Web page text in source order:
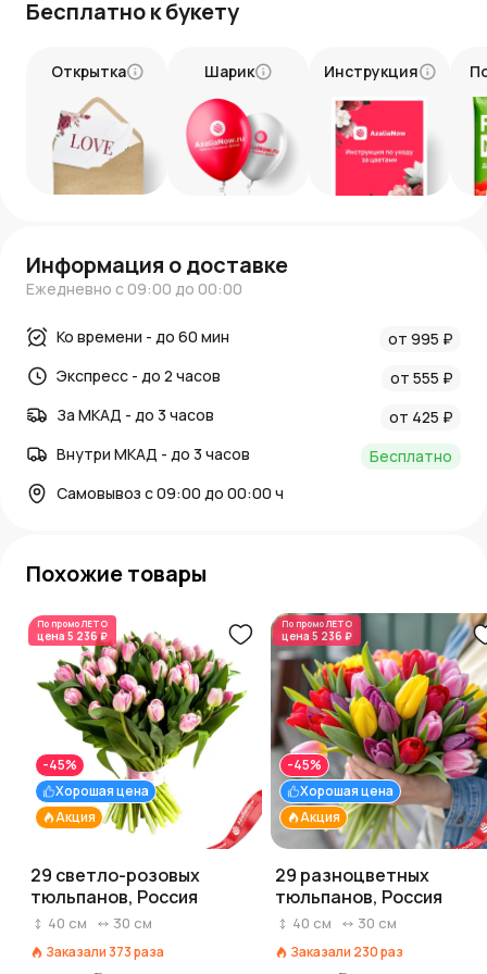
Бесплатно к букету
Открытка Шарик Инструкция
Информация о доставке
Ежедневно с 09:00 до 00:00
Ко времени - до 60 мин
от 995 ₽
Экспресс - до 2 часов
от 555 ₽
За МКАД - до 3 часов
от 425 ₽
Внутри МКАД - до 3 часов
Бесплатно
Самовывоз с 09:00 до 00:00 ч
Похожие товары
По промоЛЕТО
цена 5 236 ₽
Акция
Хорошая цена
-45%
29 светло-розовых
тюльпанов, Россия
40 см 30 см
Заказали 373раза
По промоЛЕТО
цена 5 236 ₽
Акция
Хорошая цена
-45%
29 разноцветных
тюльпанов, Россия
40 см 30 см
Заказали 230раз